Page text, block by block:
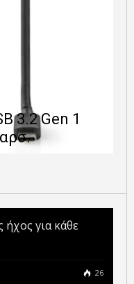
3.2 Gen 1
ήχος για κάθε
26